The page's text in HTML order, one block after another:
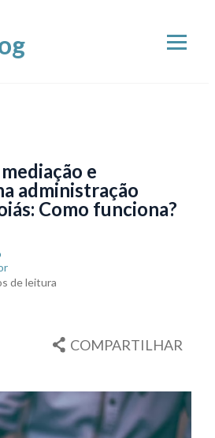
e
administração
Como funciona?
de leitura
COMPARTILHAR